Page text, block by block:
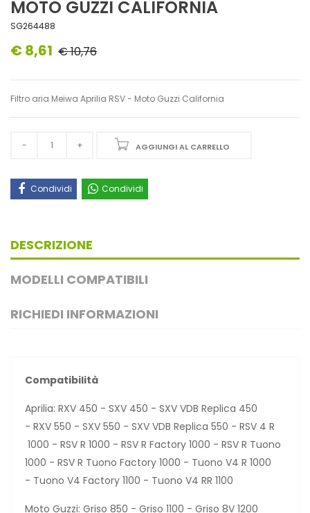
MOTO GUZZI CALIFORNIA
SG264488
€ 8,61 € 10,76
Filtro aria Meiwa Aprilia RSV - Moto Guzzi California
AGGIUNGI AL CARRELLO
Condividi Condividi
DESCRIZIONE
MODELLI COMPATIBILI
RICHIEDI INFORMAZIONI
Compatibilità
Aprilia: RXV 450 - SXV 450 - SXV VDB Replica 450
- RXV 550 - SXV 550 - SXV VDB Replica 550 - RSV 4 R
1000 - RSV R 1000 - RSV R Factory 1000 - RSV R Tuono
1000 - RSV R Tuono Factory 1000 - Tuono V4 R 1000
- Tuono V4 Factory 1100 - Tuono V4 RR 1100
Moto Guzzi: Griso 850 - Griso 1100 - Griso 8V 1200